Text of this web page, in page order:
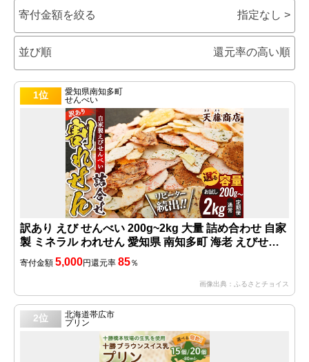
寄付金額を絞る 指定なし >
並び順 還元率の高い順
1位
愛知県南知多町
せんべい
訳あり えび せんべい 200g~2kg 大量 詰め合わせ 自家
製 ミネラル われせん 愛知県 南知多町 海老 えびせん
べい 割れせん 煎餅 人気 えびせんべい 海老煎餅 海老
せんべい エビ煎餅 えび煎餅 エビせんべい 魚介 海鮮
お菓子 海老 えび エビ おやつ えびせん 人気お菓子 お
すすめお菓子 美味しいおかし スイーツ ギフト おすす
め 人気 菓子 おかし おつまみ おやつ せんべい
寄付金額 5,000円還元率 85％
画像出典：ふるさとチョイス
2位
北海道帯広市
プリン